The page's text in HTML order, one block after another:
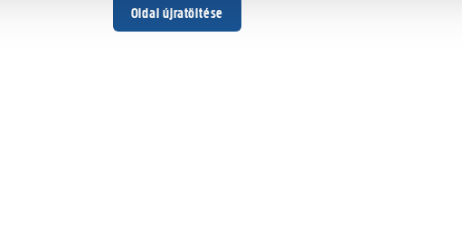
Oldal újratöltése